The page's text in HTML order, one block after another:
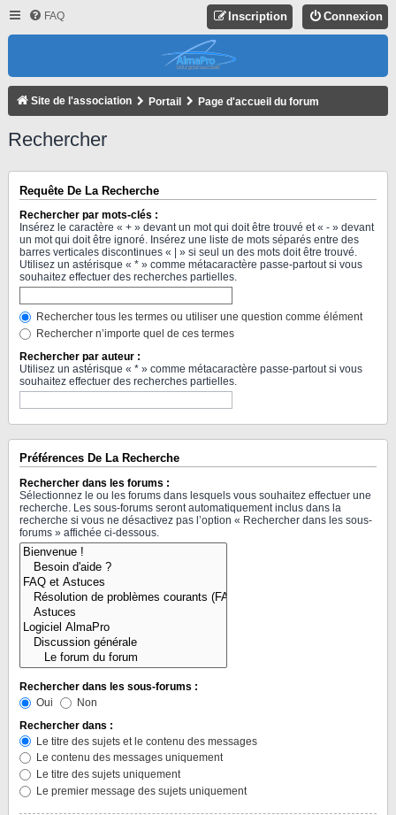
FAQ Connexion
Inscription
Site de l'association Portail Page d'accueil du forum
Rechercher
Requête De La Recherche
Rechercher par mots-clés :
Insérez le caractère « + » devant un mot qui doit être trouvé et « - » devant
un mot qui doit être ignoré. Insérez une liste de mots séparés entre des
barres verticales discontinues « | » si seul un des mots doit être trouvé.
Utilisez un astérisque « * » comme métacaractère passe-partout si vous
souhaitez effectuer des recherches partielles.
Rechercher tous les termes ou utiliser une question comme élément
Rechercher n’importe quel de ces termes
Rechercher par auteur :
Utilisez un astérisque « * » comme métacaractère passe-partout si vous
souhaitez effectuer des recherches partielles.
Préférences De La Recherche
Rechercher dans les forums :
Sélectionnez le ou les forums dans lesquels vous souhaitez effectuer une
recherche. Les sous-forums seront automatiquement inclus dans la
recherche si vous ne désactivez pas l’option « Rechercher dans les sous-
forums » affichée ci-dessous.
Rechercher dans les sous-forums :
Oui
Non
Rechercher dans :
Le titre des sujets et le contenu des messages
Le contenu des messages uniquement
Le titre des sujets uniquement
Le premier message des sujets uniquement